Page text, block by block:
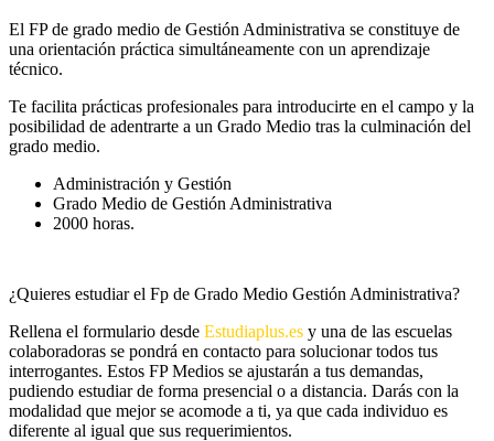
El FP de grado medio de Gestión Administrativa se constituye de
una orientación práctica simultáneamente con un aprendizaje
técnico.
Te facilita prácticas profesionales para introducirte en el campo y la
posibilidad de adentrarte a un Grado Medio tras la culminación del
grado medio.
Administración y Gestión
Grado Medio de Gestión Administrativa
2000 horas.
¿Quieres estudiar el Fp de Grado Medio Gestión Administrativa?
Rellena el formulario desde Estudiaplus.es y una de las escuelas
colaboradoras se pondrá en contacto para solucionar todos tus
interrogantes. Estos FP Medios se ajustarán a tus demandas,
pudiendo estudiar de forma presencial o a distancia. Darás con la
modalidad que mejor se acomode a ti, ya que cada individuo es
diferente al igual que sus requerimientos.